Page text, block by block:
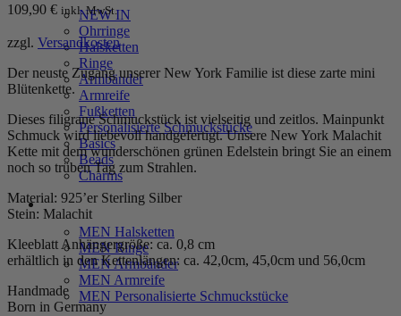
NEW IN
Ohrringe
Halsketten
Ringe
Armbänder
Armreife
Fußketten
Personalisierte Schmuckstücke
Basics
Beads
Charms
MEN
MEN Halsketten
MEN Ringe
MEN Armbänder
MEN Armreife
MEN Personalisierte Schmuckstücke
109,90 € inkl. MwSt.
zzgl. Versandkosten
Der neuste Zugang unserer New York Familie ist diese zarte mini
Blütenkette.
Dieses filigrane Schmuckstück ist vielseitig und zeitlos. Mainpunkt
Schmuck wird liebevoll handgefertigt. Unsere New York Malachit
Kette mit dem wunderschönen grünen Edelstein bringt Sie an einem
noch so trüben Tag zum Strahlen.
Material: 925’er Sterling Silber
Stein: Malachit
Kleeblatt Anhängergröße: ca. 0,8 cm
erhältlich in den Kettenlängen: ca. 42,0cm, 45,0cm und 56,0cm
Handmade
Born in Germany